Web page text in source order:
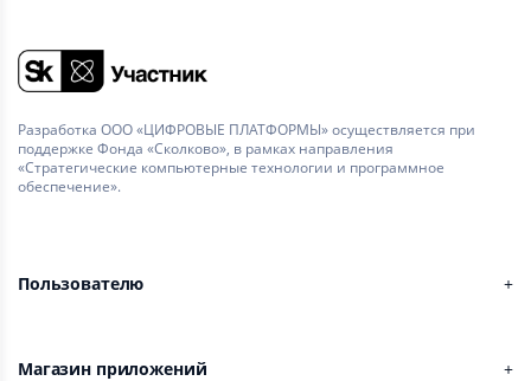
Разработка ООО «ЦИФРОВЫЕ ПЛАТФОРМЫ» осуществляется при
поддержке Фонда «Сколково», в рамках направления
«Стратегические компьютерные технологии и программное
обеспечение».
Пользователю
Магазин приложений